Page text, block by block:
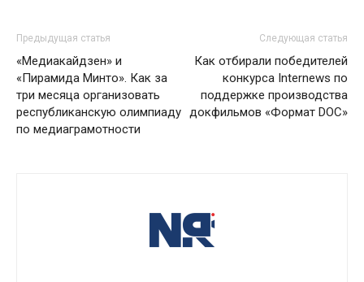
Предыдущая статья
«Медиакайдзен» и
«Пирамида Минто». Как за
три месяца организовать
республиканскую олимпиаду
по медиаграмотности
Следующая статья
Как отбирали победителей
конкурса Internews по
поддержке производства
докфильмов «Формат DOC»